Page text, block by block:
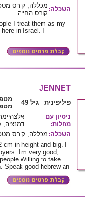
השכלה: מכללה, קורס
קורס החייה
I treat them as my
in Israel. I
JENNET
פיליפינית גיל 49
ניסיון עם
מחלות:
דמנציה,
השכלה: מכללה, קורס
in height and big. I
I'm very good,
to take
Speak good hebrew an